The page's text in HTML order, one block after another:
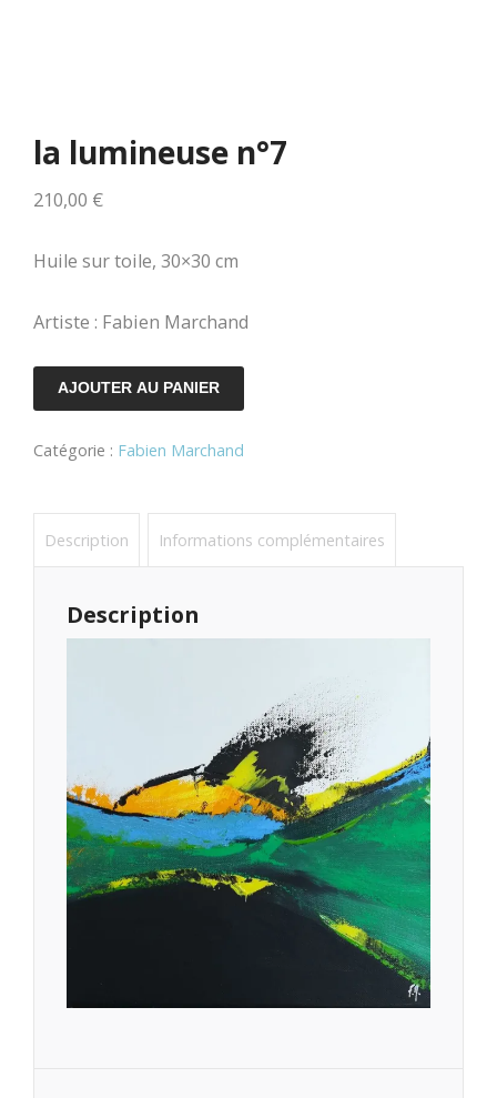
la lumineuse n°7
210,00 €
Huile sur toile, 30×30 cm
Artiste : Fabien Marchand
quantité
de
la
AJOUTER AU PANIER
Catégorie : Fabien Marchand
Description Informations complémentaires
Description